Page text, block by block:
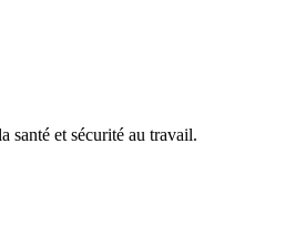
santé et sécurité au travail.